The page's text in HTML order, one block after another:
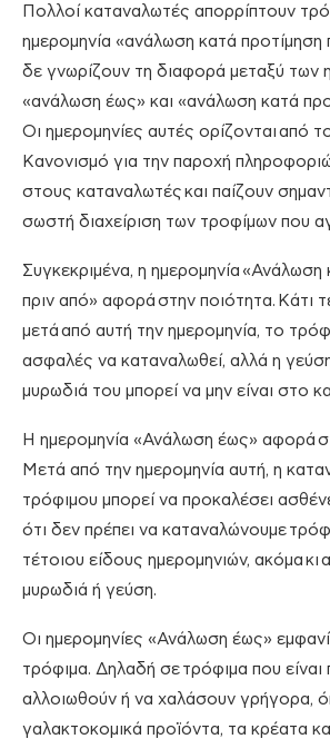
Π ολλοί καταναλωτές απορρίπτουν
ημερομηνία «ανάλωση κατά προτίμηση
δε γνωρίζουν τη διαφορά μεταξύ των
«ανάλωση έως» και «ανάλωση κατά
Οι ημερομηνίες αυτές ορίζονται από
Κανονισμό για την παροχή
στους καταναλωτές και παίζουν
σωστή διαχείριση των τροφίμων που
Συγκεκριμένα, η ημερομηνία «Ανάλωση
πριν από» αφορά στην ποιότητα. Κάτι
μετά από αυτή την ημερομηνία, το
ασφαλές να καταναλωθεί, αλλά η
μυρωδιά του μπορεί να μην είναι στο
Η ημερομηνία «Ανάλωση έως» αφορά σ
Μετά από την ημερομηνία αυτή, η
τρόφιμου μπορεί να προκαλέσει
ότι δεν πρέπει να καταναλώνουμε
τέτοιου είδους ημερομηνιών, ακόμα κι
μυρωδιά ή γεύση.
Οι ημερομηνίες «Ανάλωση έως»
τρόφιμα. Δηλαδή σε τρόφιμα που είναι
αλλοιωθούν ή να χαλάσουν γρήγορα,
γαλακτοκομικά προϊόντα, τα κρέατα